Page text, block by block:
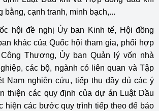
bằng, cạnh tranh, minh bạch,...
hội đề nghị Ủy ban Kinh tế, Hội đồng
khác của Quốc hội tham gia, phối hợp
Thương, Ủy ban Quản lý vốn nhà
các bộ, ngành có liên quan và Tập
Nam nghiên cứu, tiếp thu đầy đủ các ý
thiện các quy định của dự án Luật Dầu
hiện các bước quy trình tiếp theo để báo